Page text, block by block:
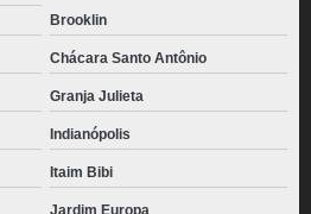
Brooklin
Chácara Santo Antônio
Granja Julieta
Indianópolis
Itaim Bibi
Jardim Europa